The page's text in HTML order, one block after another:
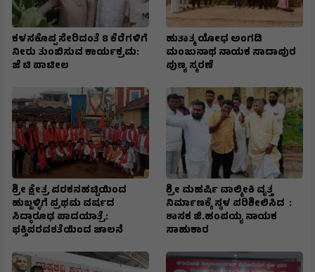
ಕಳಸಕೊಪ್ಪ ಸೇರಿದಂತೆ 8 ಕೆರೆಗಳಿಗೆ
ನೀರು ತುಂಬಿಸುವ ಕಾರ್ಯಕ್ರಮ:
ಜೆ ಟಿ ಪಾಟೀಲ
ಹುತಾತ್ಮ ಯೋಧ ಅಂಗಡಿ
ಮಂಜುನಾಥ ನಾಯಕ ಸಾದಾಪುರ
ಪುಣ್ಯ ಸ್ಮರಣೆ
​ಶ್ರೀ ಕ್ಷೇತ್ರ ಪರಕನಹಟ್ಟಿಯಿಂದ
ಹುಬ್ಬಳ್ಳಿಗೆ ಪ್ರಥಮ ವರ್ಷದ
ಸಿದ್ಧಾರೂಢ ಪಾದಯಾತ್ರೆ:
ಭಕ್ತಿಪರವಶತೆಯಿಂದ ಚಾಲನೆ
ಶ್ರೀ ಮಹರ್ಷಿ ವಾಲ್ಮೀಕಿ ವೃತ್ತ
ನಿರ್ಮಾಣಕ್ಕೆ ಸ್ಥಳ ಪರಿಶೀಲಿಸಿದ :
ಶಾಸಕ ಜಿ.ಹಂಪಯ್ಯ ನಾಯಕ
ಸಾಹುಕಾರ